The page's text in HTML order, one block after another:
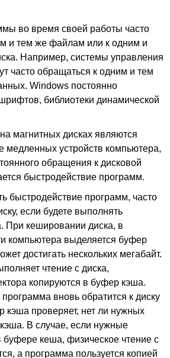
во время своей работы часто
и тем же файлам или к одним и
Например, системы управления
часто обращаться к одним и тем
Windows постоянно
библиотеки динамической
магнитных дисках являются
медленных устройств компьютера,
обращения к дисковой
быстродействие программ.
быстродействие программ, часто
если будете выполнять
При кешировании диска, в
компьютера выделяется буфер
достигать нескольких мегабайт.
чтение с диска,
копируются в буфер кэша.
вновь обратится к диску
кэша проверяет, нет ли нужных
В случае, если нужные
буфере кеша, физическое чтение с
а программа пользуется копией